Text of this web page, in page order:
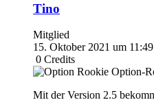
Tino
Mitglied
15. Oktober 2021 um 11:49
0 Credits
Option-
Mit der Version 2.5